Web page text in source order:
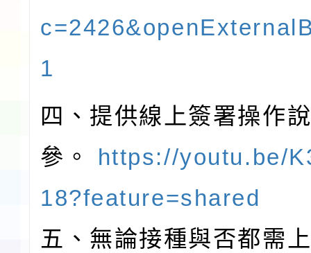
1
四、提供線上簽署操作
參。 https://youtu.be/
18?feature=shared
五、無論接種與否都需